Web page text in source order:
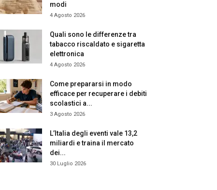
modi
4 Agosto 2026
Quali sono le differenze tra
tabacco riscaldato e sigaretta
elettronica
4 Agosto 2026
Come prepararsi in modo
efficace per recuperare i debiti
scolastici a...
3 Agosto 2026
L’Italia degli eventi vale 13,2
miliardi e traina il mercato
dei...
30 Luglio 2026